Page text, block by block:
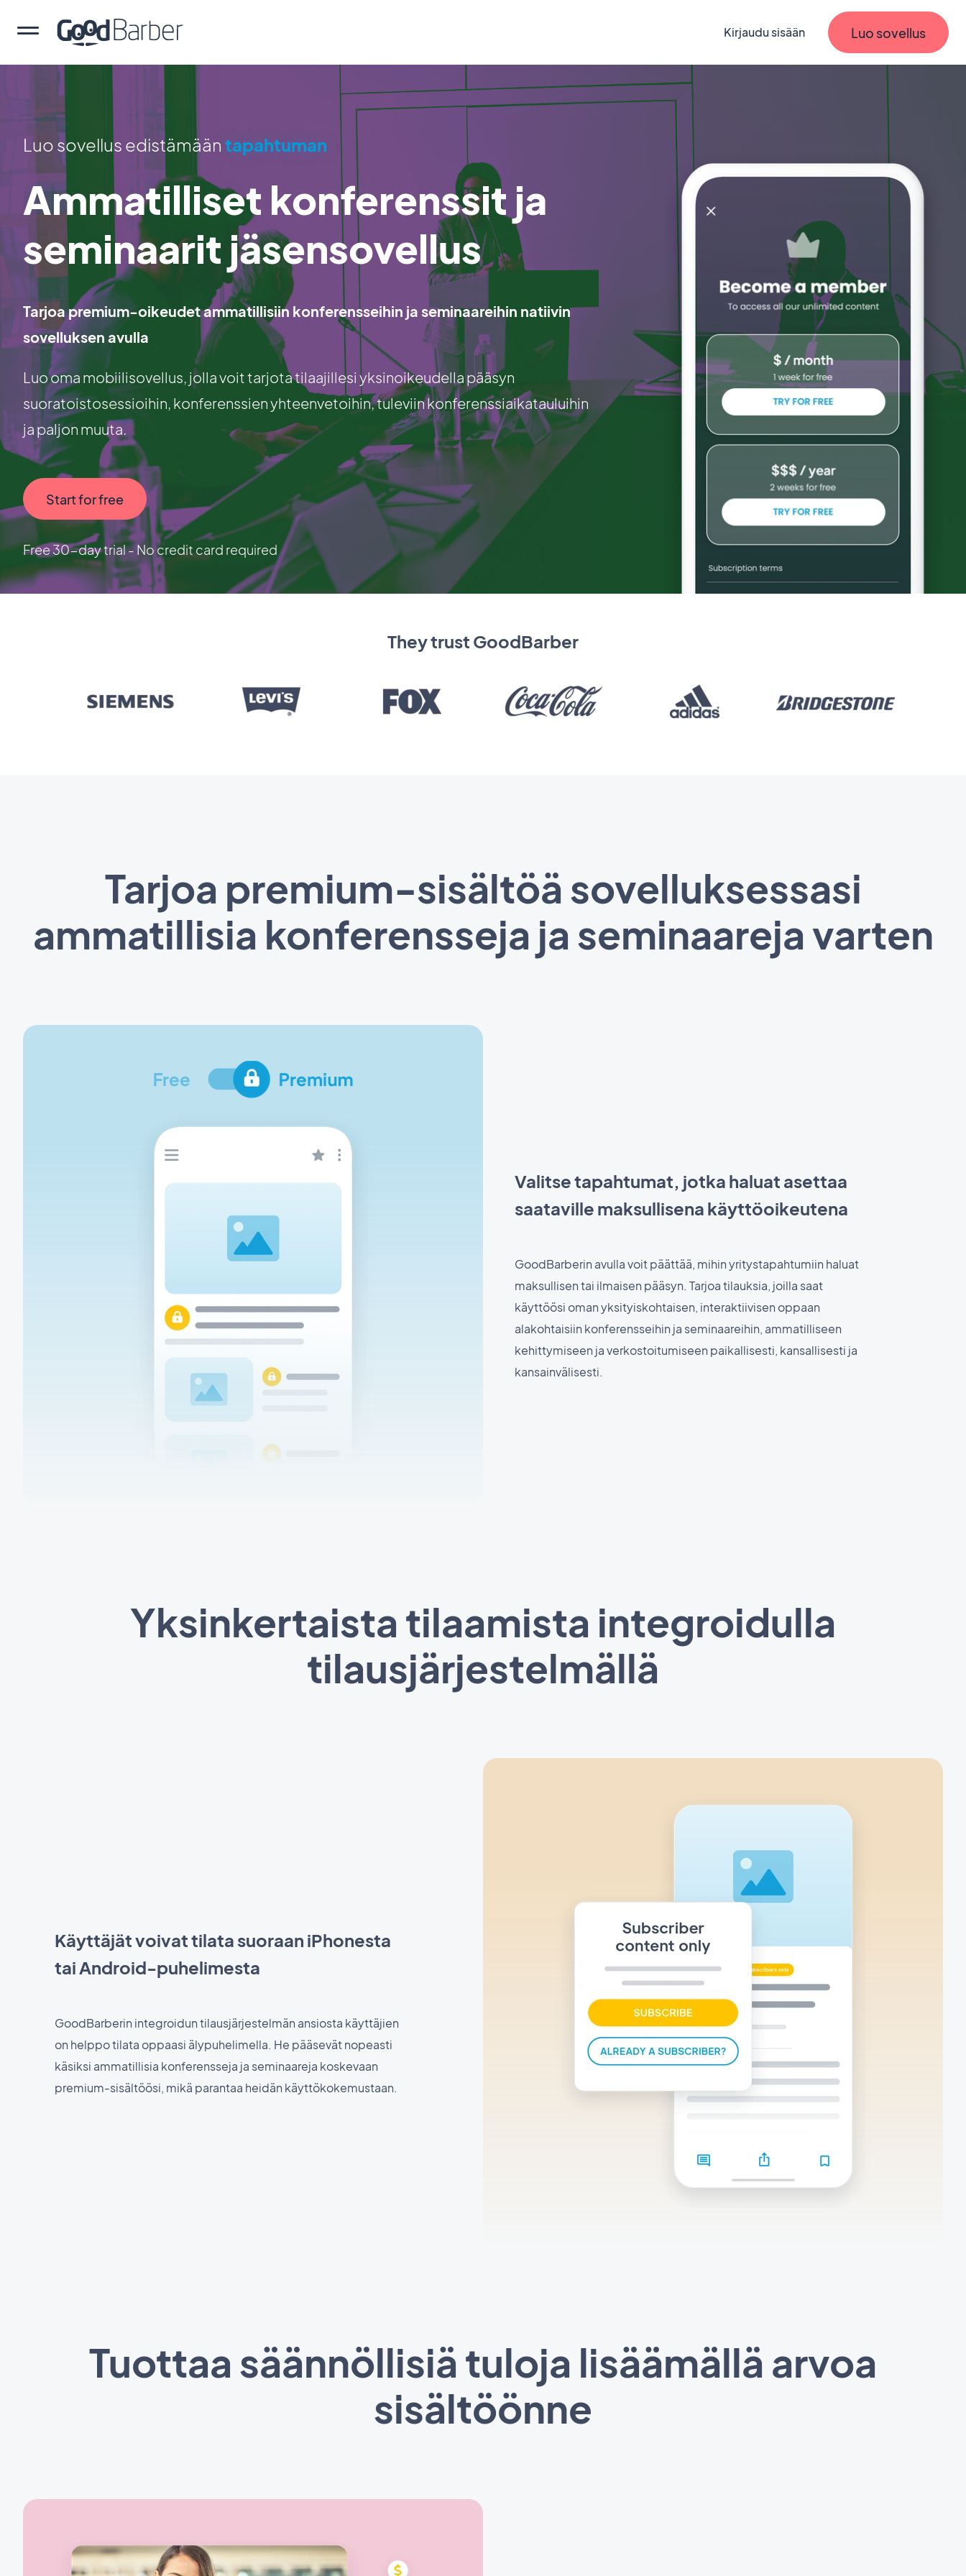
Kirjaudu sisään Luo sovellus
Luo sovellus edistämään tapahtuman
Ammatilliset konferenssit ja
seminaarit jäsensovellus
Tarjoa premium-oikeudet ammatillisiin konferensseihin ja seminaareihin natiivin
sovelluksen avulla
Luo oma mobiilisovellus, jolla voit tarjota tilaajillesi yksinoikeudella pääsyn
suoratoistosessioihin, konferenssien yhteenvetoihin, tuleviin konferenssiaikatauluihin
ja paljon muuta.
Start for free
Free 30-day trial - No credit card required
They trust GoodBarber
Tarjoa premium-sisältöä sovelluksessasi
ammatillisia konferensseja ja seminaareja varten
Valitse tapahtumat, jotka haluat asettaa
saataville maksullisena käyttöoikeutena
GoodBarberin avulla voit päättää, mihin yritystapahtumiin haluat
maksullisen tai ilmaisen pääsyn. Tarjoa tilauksia, joilla saat
käyttöösi oman yksityiskohtaisen, interaktiivisen oppaan
alakohtaisiin konferensseihin ja seminaareihin, ammatilliseen
kehittymiseen ja verkostoitumiseen paikallisesti, kansallisesti ja
kansainvälisesti.
Yksinkertaista tilaamista integroidulla
tilausjärjestelmällä
Käyttäjät voivat tilata suoraan iPhonesta
tai Android-puhelimesta
GoodBarberin integroidun tilausjärjestelmän ansiosta käyttäjien
on helppo tilata oppaasi älypuhelimella. He pääsevät nopeasti
käsiksi ammatillisia konferensseja ja seminaareja koskevaan
premium-sisältöösi, mikä parantaa heidän käyttökokemustaan.
Tuottaa säännöllisiä tuloja lisäämällä arvoa
sisältöönne